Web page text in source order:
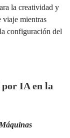
la creatividad y
viaje mientras
configuración del
IA en la